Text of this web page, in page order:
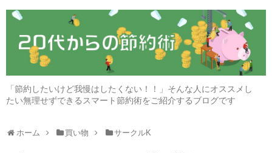
「節約したいけど我慢はしたくない！！」そんな人にオススメし
たい無理せずできるスマート節約術をご紹介するブログです
ホーム 買い物 サークルK